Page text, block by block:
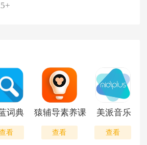
词典
看
猿辅导素养课
查看
美派音乐
查看